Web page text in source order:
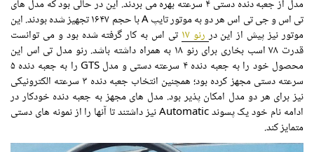
مدل از جعبه دنده دستی ۴ سرعته بهره می بردند. این در حالی بود که مدل های
تی اس و جی تی اس هر دو به موتور تایپ A با حجم ۱۶۴۷ تجهیز شده بودند. این
موتور نیز پیش از این دررنو ۱۷
تی اس به کار گرفته شده بود و می توانست
قدرت ۷۸ اسب بخاری برای رنو ۱۸ به همراه داشته باشد. رنو مدل تی اس این
محصول خود را به جعبه دنده ۴ سرعته دستی و مدل GTS را به جعبه دنده ۵
سرعته دستی مجهز کرده بود؛ همچنین انتخاب جعبه دنده ۳ سرعته الکترونیکی
نیز برای هر دو مدل امکان پذیر بود. مدل های مجهز به جعبه دنده خودکار در
ادامه نام خود یک پسوند Automatic نیز داشتند تا آنها را از نمونه های دستی
متمایز کند.